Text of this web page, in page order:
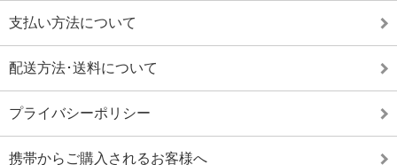
支払い方法について
配送方法･送料について
プライバシーポリシー
携帯からご購入されるお客様へ